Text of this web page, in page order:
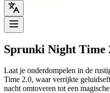
Sprunki Night Time
Laat je onderdompelen in de
Time 2.0, waar verrijkte
nacht omtoveren tot een